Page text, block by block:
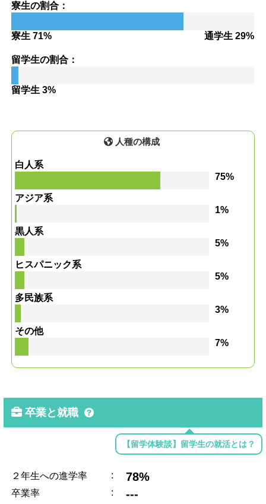
寮生の割合：
寮生 71% 通学生 29%
留学生の割合：
留学生 3%
人種の構成
白人系
75%
アジア系
1%
黒人系
5%
ヒスパニック系
5%
多民族系
3%
その他
7%
卒業と就職
【留学体験談】留学生の就活とは？
２年生への進学率 : 78%
卒業率 : ---